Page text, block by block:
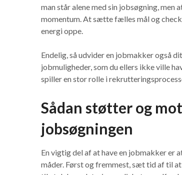
man står alene med sin jobsøgning, men
momentum. At sætte fælles mål og
energi oppe.
Endelig, så udvider en jobmakker også
jobmuligheder, som du ellers ikke ville
spiller en stor rolle i
Sådan støtter og
jobsøgningen
En vigtig del af at have en jobmakker er
måder. Først og fremmest, sæt tid af til